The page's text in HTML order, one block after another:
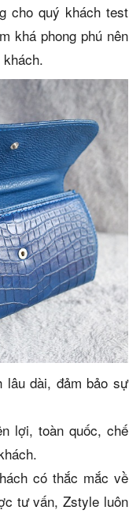
cho quý khách test
khá phong phú nên
lâu dài, đảm bảo sự
lợi, toàn quốc, chế
có thắc mắc về
tư vấn, Zstyle luôn